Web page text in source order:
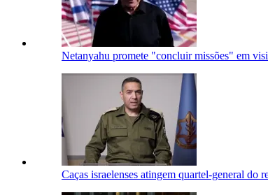
Netanyahu promete "concluir missões" em
Caças israelenses atingem quartel-general do